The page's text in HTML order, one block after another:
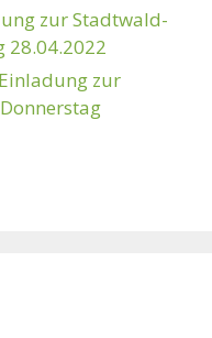
zur Stadtwald-
28.04.2022
zur